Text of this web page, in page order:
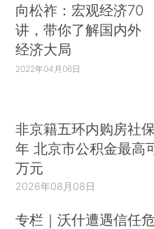
向松祚：宏观经济70
讲，带你了解国内外
经济大局
2022年04月06日
非京籍五环内购房社
年 北京市公积金最高
万元
2026年08月08日
专栏｜沃什遭遇信任